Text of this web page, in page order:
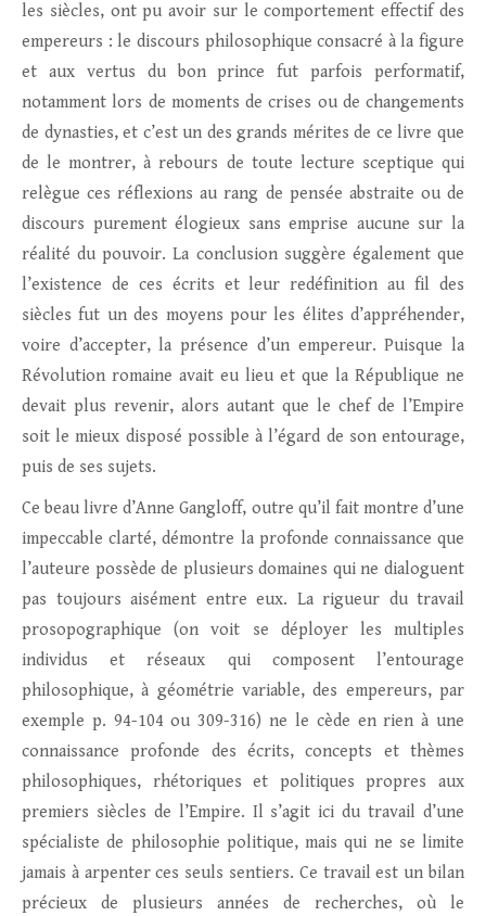
les siècles, ont pu avoir sur le comportement effectif des
empereurs : le discours philosophique consacré à la figure
et aux vertus du bon prince fut parfois performatif,
notamment lors de moments de crises ou de changements
de dynasties, et c’est un des grands mérites de ce livre que
de le montrer, à rebours de toute lecture sceptique qui
relègue ces réflexions au rang de pensée abstraite ou de
discours purement élogieux sans emprise aucune sur la
réalité du pouvoir. La conclusion suggère également que
l’existence de ces écrits et leur redéfinition au fil des
siècles fut un des moyens pour les élites d’appréhender,
voire d’accepter, la présence d’un empereur. Puisque la
Révolution romaine avait eu lieu et que la République ne
devait plus revenir, alors autant que le chef de l’Empire
soit le mieux disposé possible à l’égard de son entourage,
puis de ses sujets.
Ce beau livre d’Anne Gangloff, outre qu’il fait montre d’une
impeccable clarté, démontre la profonde connaissance que
l’auteure possède de plusieurs domaines qui ne dialoguent
pas toujours aisément entre eux. La rigueur du travail
prosopographique (on voit se déployer les multiples
individus et réseaux qui composent l’entourage
philosophique, à géométrie variable, des empereurs, par
exemple p. 94-104 ou 309-316) ne le cède en rien à une
connaissance profonde des écrits, concepts et thèmes
philosophiques, rhétoriques et politiques propres aux
premiers siècles de l’Empire. Il s’agit ici du travail d’une
spécialiste de philosophie politique, mais qui ne se limite
jamais à arpenter ces seuls sentiers. Ce travail est un bilan
précieux de plusieurs années de recherches, où le